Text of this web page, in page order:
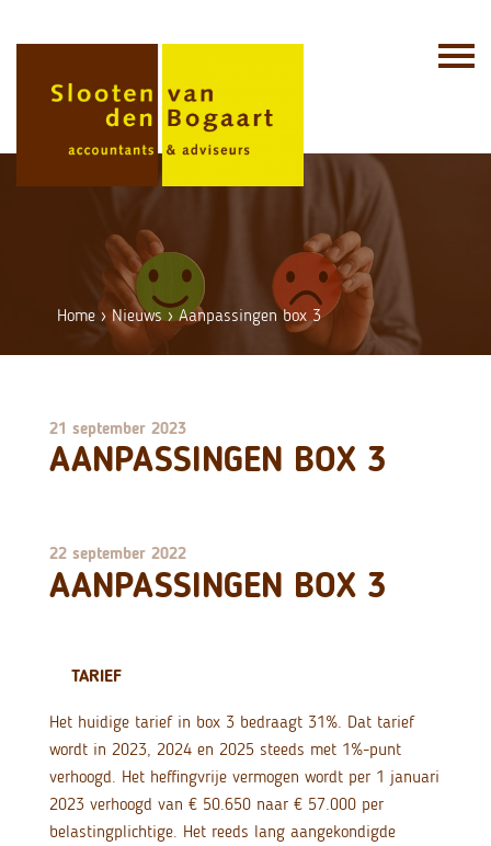
Home ›Nieuws›Aanpassingen box 3
21 september 2023
AANPASSINGEN BOX 3
22 september 2022
AANPASSINGEN BOX 3
TARIEF
Het huidige tarief in box 3 bedraagt 31%. Dat tarief
wordt in 2023, 2024 en 2025 steeds met 1%-punt
verhoogd. Het heffingvrije vermogen wordt per 1 januari
2023 verhoogd van € 50.650 naar € 57.000 per
belastingplichtige. Het reeds lang aangekondigde